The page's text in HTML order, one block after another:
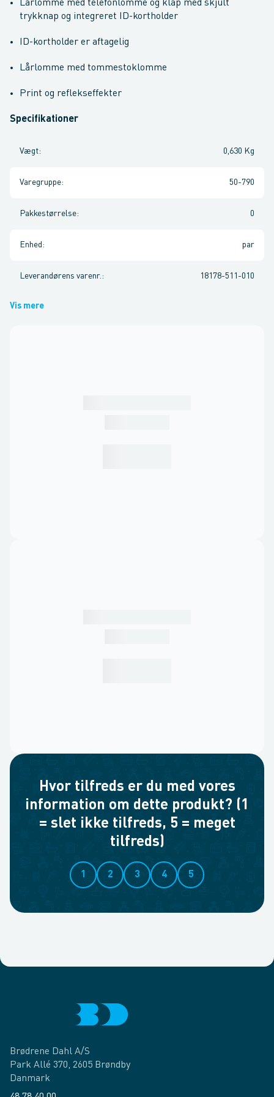
Lårlomme med telefonlomme og klap med skjult
trykknap og integreret ID-kortholder
ID-kortholder er aftagelig
Lårlomme med tommestoklomme
Print og reflekseffekter
Specifikationer
Vægt: 0,630 Kg
Varegruppe: 50-790
Pakkestørrelse: 0
Enhed : par
Leverandørens varenr. : 18178-511-010
Vis mere
Hvor tilfreds er du med vores
information om dette produkt? (1
= slet ikke tilfreds, 5 = meget
tilfreds)
1 2 3 4 5
Brødrene Dahl A/S
Park Allé 370, 2605 Brøndby
Danmark